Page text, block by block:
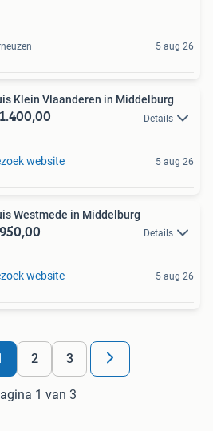
5 aug 26
Klein Vlaanderen in Middelburg
Details
website 5 aug 26
Westmede in Middelburg
Details
website 5 aug 26
2 3
1 van 3